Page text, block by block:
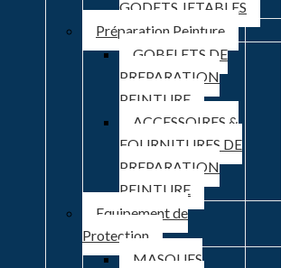
GODETS JETABLES
Préparation Peinture
GOBELETS DE
PREPARATION
PEINTURE
ACCESSOIRES &
FOURNITURES DE
PREPARATION
PEINTURE
Equipement de
Protection
MASQUES